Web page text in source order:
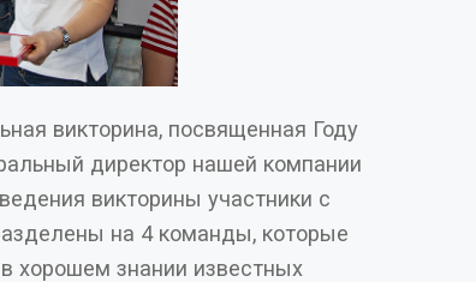
викторина, посвященная Году
участники с
на 4 команды, которые
хорошем знании известных